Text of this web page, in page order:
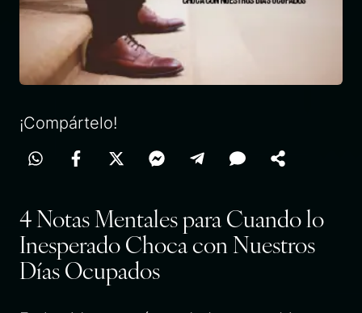
¡Compártelo!
4 Notas Mentales para Cuando lo
Inesperado Choca con Nuestros
Días Ocupados